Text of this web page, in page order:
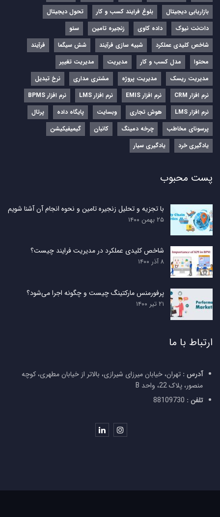
بازاریابی دیجیتال
بلوغ فرایند کسب و کار
تحول دیجیتال
دات‌نت نیوک
داده کاوی زنجیره تامین
سئو
شاخص کلیدی عملکرد
شبیه سازی فرآیند شش سیگما
فرآیند
محتوا
مدل کسب و کار مدیریت
مدیریت تغییر
مدیریت ریسک
مدیریت پروژه مشتری مداری
نرخ تبدیل
نرم‌ افزار CRM
نرم‌ افزار EMIS نرم‌ افزار LMS
نرم افزار BPMS
نرم افزار LMS
هوش تجاری وبسایت پایگاه داده
پرتال
پرسونای مخاطب
چرخه دمینگ کانبان
گیمیفیکیشن
یادگیری خرد
یادگیری سیار
پست محبوب
با تجزیه و تحلیل زنجیره تامین و نحوه انجام آن آشنا شویم
۲۵ بهمن ۱۴۰۰
شاخص کلیدی عملکرد در مدیریت فرایند چیست؟
۸ آذر ۱۴۰۰
پرفورمنس مارکتینگ چیست و چگونه اجرا می‌شود؟
۲۱ تیر ۱۴۰۰
ارتباط با ما
آدرس : تهران، خیابان میرزای شیرازی، بالاتر از خیابان مطهری، کوچه
منصور، پلاک 22، واحد B
تلفن :